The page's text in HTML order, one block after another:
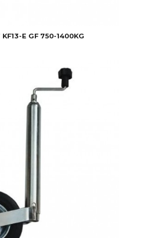
E GF 750-1400KG